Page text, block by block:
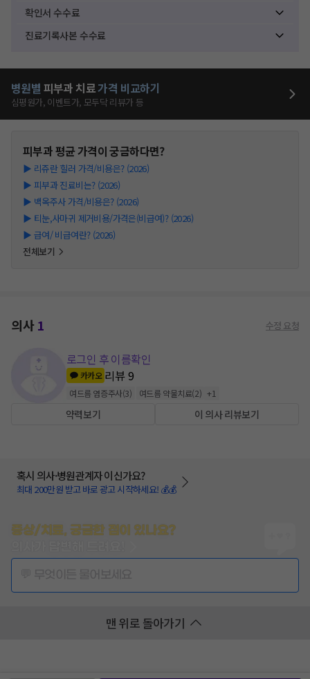
확인서 수수료
진료기록사본 수수료
병원별 피부과 치료가격 비교하기
심평원가, 이벤트가, 모두닥 리뷰가 등
피부과평균 가격이 궁금하다면?
▶ 리쥬란 힐러 가격/비용은? (2026)
▶ 피부과 진료비는? (2026)
▶ 백옥주사 가격/비용은? (2026)
▶ 티눈,사마귀 제거비용/가격은(비급여)? (2026)
▶ 급여/ 비급여란? (2026)
전체보기
의사1 수정 요청
로그인 후 이름확인
카카오 리뷰9
여드름 염증주사(3) 여드름 약물치료(2) +1
약력보기 이 의사 리뷰보기
혹시 의사·병원관계자 이신가요?
최대 200만원 받고 바로 광고 시작하세요! 💰💰
증상/치료, 궁금한 점이 있나요?
맨 위로 돌아가기